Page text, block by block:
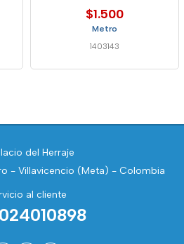
$1.500
Metro
1403143
del Herraje
- Villavicencio (Meta) - Colombia
al cliente